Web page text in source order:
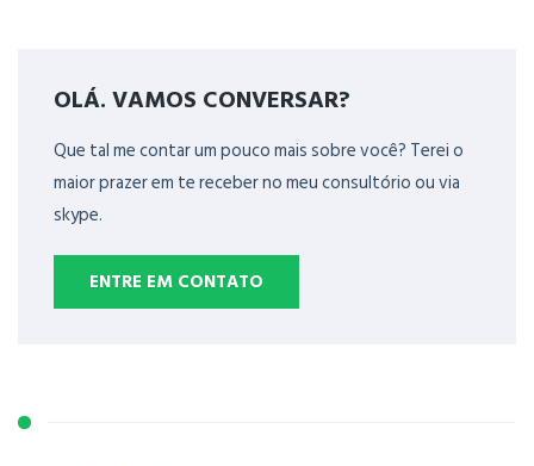
OLÁ. VAMOS CONVERSAR?
Que tal me contar um pouco mais sobre você? Terei o
maior prazer em te receber no meu consultório ou via
skype.
ENTRE EM CONTATO